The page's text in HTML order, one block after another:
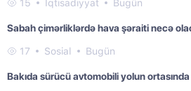
15 İqtisadiyyat Bugün
Sabah çimərliklərdə hava şəraiti necə
17 Sosial Bugün
Bakıda sürücü avtomobili yolun ortasında